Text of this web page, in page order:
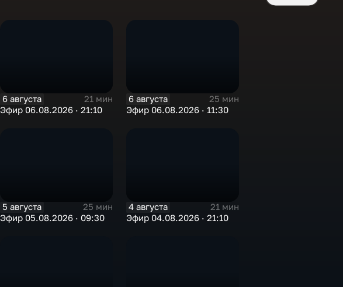
6 августа
21 мин
Эфир 06.08.2026 · 21:10
6 августа
25 мин
Эфир 06.08.2026 · 11:30
5 августа
25 мин
Эфир 05.08.2026 · 09:30
4 августа
21 мин
Эфир 04.08.2026 · 21:10